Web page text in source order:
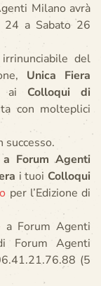
Milano avrà
24 a Sabato 26
del
Unica Fiera
ai Colloqui di
con molteplici
successo.
Forum Agenti
i tuoi Colloqui
per l’Edizione di
a Forum Agenti
Forum Agenti
(5